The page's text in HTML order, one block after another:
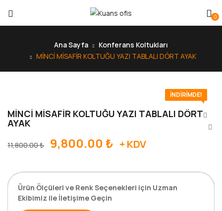
0
Ana Sayfa
Konferans Koltukları
MİNCİ MİSAFİR KOLTUĞU YAZI TABLALI DÖRT AYAK
İNDIRIMDE!
MİNCİ MİSAFİR KOLTUĞU YAZI TABLALI DÖRT
AYAK
11,800.00₺ 9,800.00 ₺ + KDV
Ürün Ölçüleri ve Renk Seçenekleri için Uzman
Ekibimiz ile İletişime Geçin